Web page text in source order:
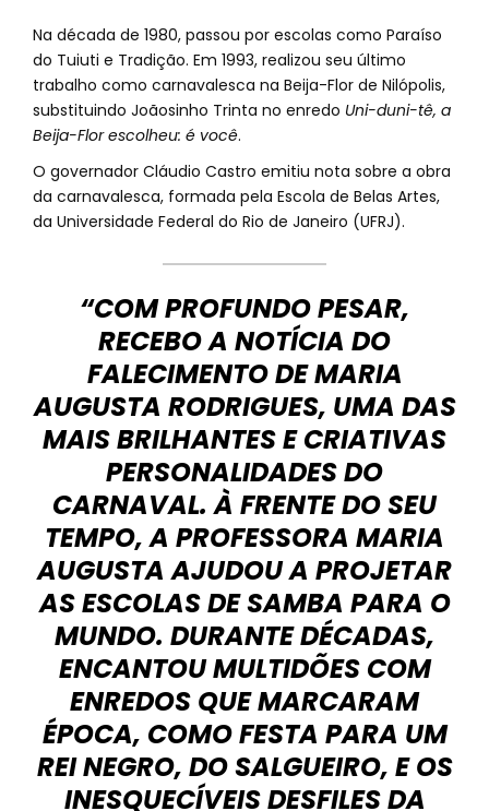
Na década de 1980, passou por escolas como Paraíso
do Tuiuti e Tradição. Em 1993, realizou seu último
trabalho como carnavalesca na Beija-Flor de Nilópolis,
substituindo Joãosinho Trinta no enredo Uni-duni-tê, a
Beija-Flor escolheu: é você.
O governador Cláudio Castro emitiu nota sobre a obra
da carnavalesca, formada pela Escola de Belas Artes,
da Universidade Federal do Rio de Janeiro (UFRJ).
“COM PROFUNDO PESAR,
RECEBO A NOTÍCIA DO
FALECIMENTO DE MARIA
AUGUSTA RODRIGUES, UMA DAS
MAIS BRILHANTES E CRIATIVAS
PERSONALIDADES DO
CARNAVAL. À FRENTE DO SEU
TEMPO, A PROFESSORA MARIA
AUGUSTA AJUDOU A PROJETAR
AS ESCOLAS DE SAMBA PARA O
MUNDO. DURANTE DÉCADAS,
ENCANTOU MULTIDÕES COM
ENREDOS QUE MARCARAM
ÉPOCA, COMO FESTA PARA UM
REI NEGRO, DO SALGUEIRO, E OS
INESQUECÍVEIS DESFILES DA